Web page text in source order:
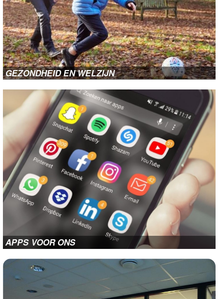
GEZONDHEID EN WELZIJN
APPS VOOR ONS